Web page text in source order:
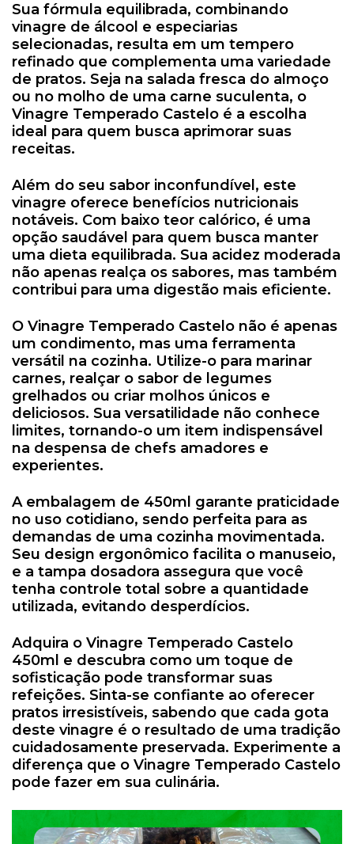
Sua fórmula equilibrada, combinando
vinagre de álcool e especiarias
selecionadas, resulta em um tempero
refinado que complementa uma variedade
de pratos. Seja na salada fresca do almoço
ou no molho de uma carne suculenta, o
Vinagre Temperado Castelo é a escolha
ideal para quem busca aprimorar suas
receitas.
Além do seu sabor inconfundível, este
vinagre oferece benefícios nutricionais
notáveis. Com baixo teor calórico, é uma
opção saudável para quem busca manter
uma dieta equilibrada. Sua acidez moderada
não apenas realça os sabores, mas também
contribui para uma digestão mais eficiente.
O Vinagre Temperado Castelo não é apenas
um condimento, mas uma ferramenta
versátil na cozinha. Utilize-o para marinar
carnes, realçar o sabor de legumes
grelhados ou criar molhos únicos e
deliciosos. Sua versatilidade não conhece
limites, tornando-o um item indispensável
na despensa de chefs amadores e
experientes.
A embalagem de 450ml garante praticidade
no uso cotidiano, sendo perfeita para as
demandas de uma cozinha movimentada.
Seu design ergonômico facilita o manuseio,
e a tampa dosadora assegura que você
tenha controle total sobre a quantidade
utilizada, evitando desperdícios.
Adquira o Vinagre Temperado Castelo
450ml e descubra como um toque de
sofisticação pode transformar suas
refeições. Sinta-se confiante ao oferecer
pratos irresistíveis, sabendo que cada gota
deste vinagre é o resultado de uma tradição
cuidadosamente preservada. Experimente a
diferença que o Vinagre Temperado Castelo
pode fazer em sua culinária.